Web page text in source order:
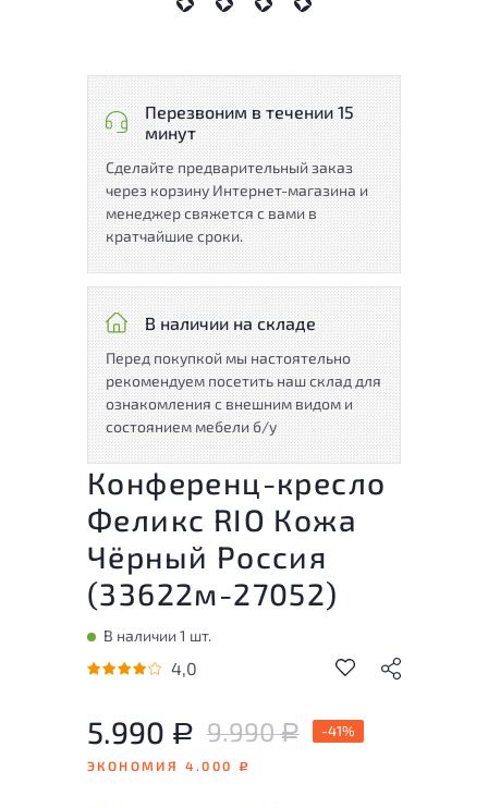
Перезвоним в течении 15
минут
Сделайте предварительный заказ
через корзину Интернет-магазина и
менеджер свяжется с вами в
кратчайшие сроки.
В наличии на складе
Перед покупкой мы настоятельно
рекомендуем посетить наш склад для
ознакомления с внешним видом и
состоянием мебели б/у
Конференц-кресло
Феликс RIO Кожа
Чёрный Россия
(33622м-27052)
В наличии 1 шт.
4,0
5.990 Р 9.990Р -41%
ЭКОНОМИЯ 4.000 Р